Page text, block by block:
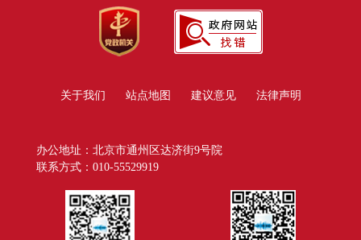
关于我们 站点地图 建议意见 法律声明
办公地址：北京市通州区达济街9号院
联系方式：010-55529919